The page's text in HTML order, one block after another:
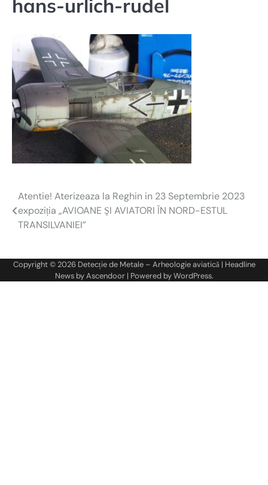
hans-urlich-rudel
Navigare
în
Atentie! Aterizeaza la Reghin in 23 Septembrie 2023
expoziția „AVIOANE ŞI AVIATORI ÎN NORD-ESTUL
TRANSILVANIEI”
Copyright © 2026 Detecție de Metale – Arheologie aviatică| Headline
News byAscendoor| Powered byWordPress.